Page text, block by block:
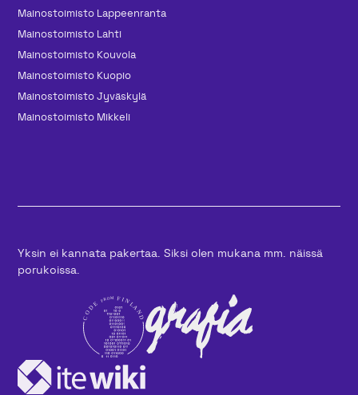
Mainos­toimisto Lappeenranta
Mainos­toimisto Lahti
Mainos­toimisto Kouvola
Mainos­toimisto Kuopio
Mainos­toimisto Jyväskylä
Mainos­toimisto Mikkeli
Yksin ei kannata pakertaa. Siksi olen mukana mm. näissä
porukoissa.